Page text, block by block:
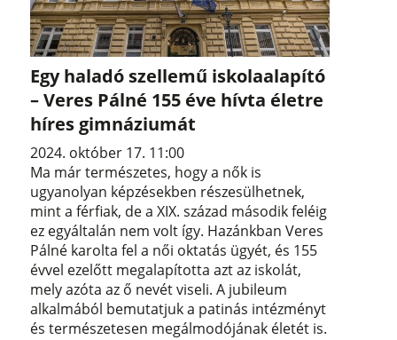
Egy haladó szellemű iskolaalapító
– Veres Pálné 155 éve hívta életre
híres gimnáziumát
2024. október 17. 11:00
Ma már természetes, hogy a nők is
ugyanolyan képzésekben részesülhetnek,
mint a férfiak, de a XIX. század második feléig
ez egyáltalán nem volt így. Hazánkban Veres
Pálné karolta fel a női oktatás ügyét, és 155
évvel ezelőtt megalapította azt az iskolát,
mely azóta az ő nevét viseli. A jubileum
alkalmából bemutatjuk a patinás intézményt
és természetesen megálmodójának életét is.